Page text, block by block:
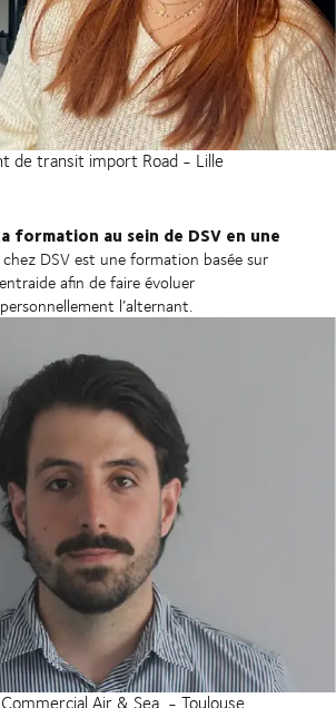
de transit import Road - Lille
formation au sein de DSV en une
DSV est une formation basée sur
afin de faire évoluer
l’alternant.
Air & Sea - Toulouse